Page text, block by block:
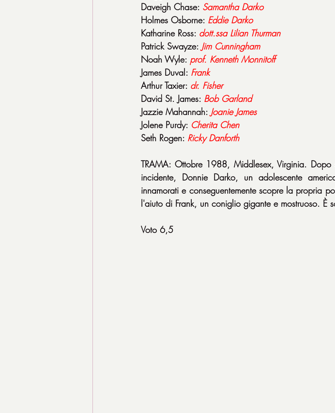
Daveigh Chase: Samantha Darko
Holmes Osborne: Eddie Darko
Katharine Ross: dott.ssa Lilian Thurman
Patrick Swayze: Jim Cunningham
Noah Wyle: prof. Kenneth Monnitoff
James Duval: Frank
Arthur Taxier: dr. Fisher
David St. James: Bob Garland
Jazzie Mahannah: Joanie James
Jolene Purdy: Cherita Chen
Seth Rogen: Ricky Danforth
TRAMA: Ottobre 1988, Middlesex, Virginia. Dopo
incidente, Donnie Darko, un adolescente
innamorati e conseguentemente scopre la propria
l'aiuto di Frank, un coniglio gigante e mostruoso. È
Voto 6,5